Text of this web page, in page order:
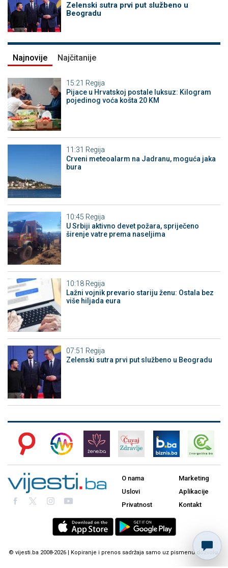
Zelenski sutra prvi put službeno u
Beogradu
Najnovije Najčitanije
15:21 Regija
Pijace u Hrvatskoj postale luksuz: Kilogram
pojedinog voća košta 20 KM
11:31 Regija
Crveni meteoalarm na Jadranu, moguća jaka
bura
10:45 Regija
U Srbiji aktivno devet požara, spriječeno
širenje vatre prema naseljima
10:18 Regija
Lažni vojnik prevario stariju ženu: Ostala bez
više hiljada eura
07:51 Regija
Zelenski sutra prvi put službeno u Beogradu
O nama
Uslovi
Privatnost
Marketing
Aplikacije
Kontakt
© vijesti.ba 2008-2026 | Kopiranje i prenos sadržaja samo uz pismenu dozvolu.